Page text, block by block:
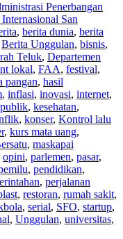
Penerbangan
San
, berita dunia, berita
Berita Unggulan, bisnis,
Teluk, Departemen
lokal, FAA, festival,
pangan, hasil
, inflasi, inovasi, internet,
, kesehatan,
, konser, Kontrol lalu
, kurs mata uang,
, maskapai
opini, parlemen, pasar,
, pendidikan,
, perjalanan
, restoran, rumah sakit,
, serial, SFO, startup,
, Unggulan, universitas,